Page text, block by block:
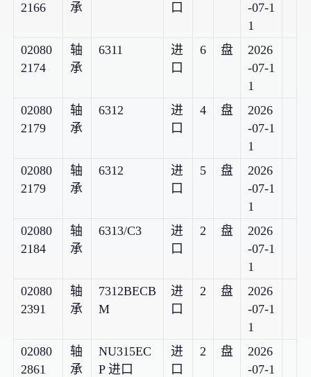
2166
承
口
-07-1
1
02080
2174
轴
承
6311
进
口
6 盘
2026
-07-1
1
02080
2179
轴
承
6312
进
口
4 盘
2026
-07-1
1
02080
2179
轴
承
6312
进
口
5 盘
2026
-07-1
1
02080
2184
轴
承
6313/C3
进
口
2 盘
2026
-07-1
1
02080
2391
轴
承
7312BECB
M
进
口
2 盘
2026
-07-1
1
02080
2861
轴
承
NU315EC
P 进口
进
口
2 盘
2026
-07-1